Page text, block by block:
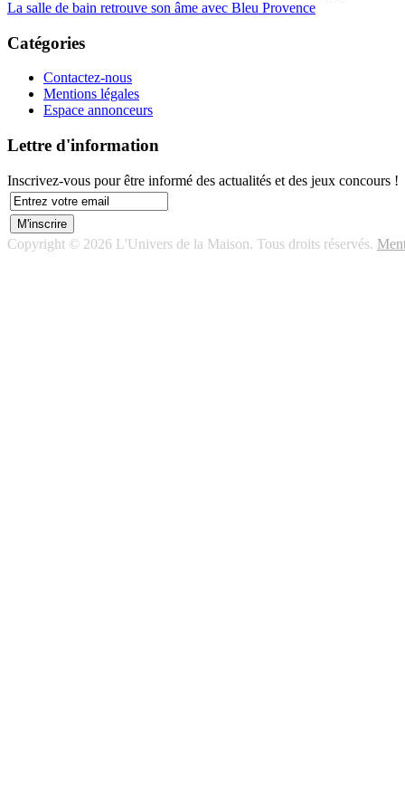
La salle de bain retrouve son âme avec Bleu Provence
Catégories
Contactez-nous
Mentions légales
Espace annonceurs
Lettre d'information
Inscrivez-vous pour être informé des actualités et des jeux concours !
Copyright © 2026 L'Univers de la Maison. Tous droits réservés.